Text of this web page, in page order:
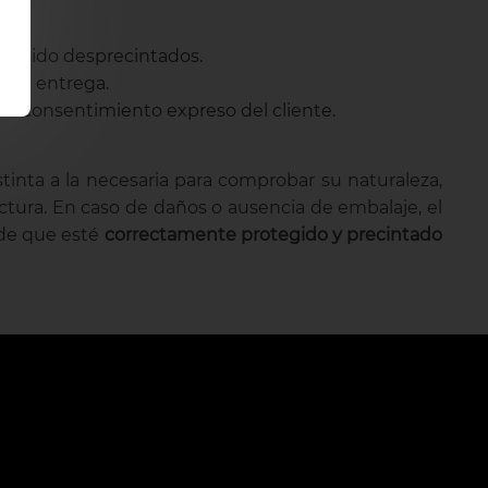
sido desprecintados.
la entrega.
consentimiento expreso del cliente.
a la necesaria para comprobar su naturaleza,
En caso de daños o ausencia de embalaje, el
que esté correctamente protegido y precintado